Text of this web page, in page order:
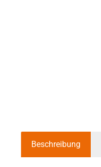
Beschreibung